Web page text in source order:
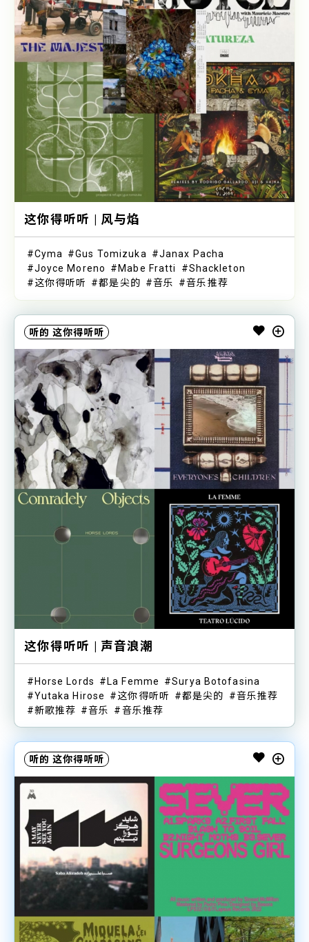
这你得听听 | 风与焰
Cyma Gus Tomizuka
Janax Pacha
Joyce Moreno
Mabe Fratti
Shackleton
这你得听听
都是尖的 音乐 音乐推荐
听的 这你得听听
这你得听听 | 声音浪潮
Horse Lords La Femme
Surya Botofasina
Yutaka Hirose
这你得听听 都是尖的
音乐推荐
新歌推荐
音乐 音乐推荐
听的 这你得听听